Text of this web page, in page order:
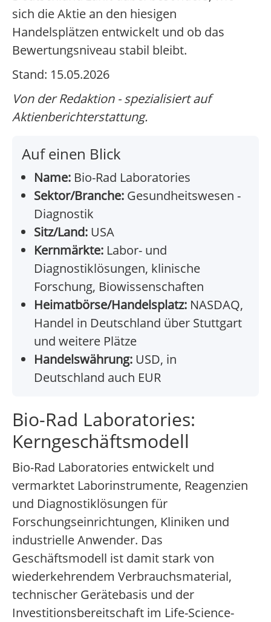
sich die Aktie an den hiesigen
Handelsplätzen entwickelt und ob das
Bewertungsniveau stabil bleibt.
Stand: 15.05.2026
Von der Redaktion - spezialisiert auf
Aktienberichterstattung.
Auf einen Blick
Name: Bio-Rad Laboratories
Sektor/Branche: Gesundheitswesen -
Diagnostik
Sitz/Land: USA
Kernmärkte: Labor- und
Diagnostiklösungen, klinische
Forschung, Biowissenschaften
Heimatbörse/Handelsplatz: NASDAQ,
Handel in Deutschland über Stuttgart
und weitere Plätze
Handelswährung: USD, in
Deutschland auch EUR
Bio-Rad Laboratories:
Kerngeschäftsmodell
Bio-Rad Laboratories entwickelt und
vermarktet Laborinstrumente, Reagenzien
und Diagnostiklösungen für
Forschungseinrichtungen, Kliniken und
industrielle Anwender. Das
Geschäftsmodell ist damit stark von
wiederkehrendem Verbrauchsmaterial,
technischer Gerätebasis und der
Investitionsbereitschaft im Life-Science-